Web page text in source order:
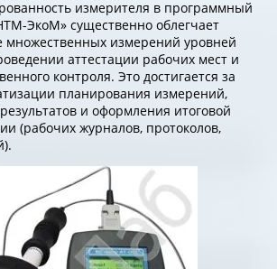
измерителя в программный
ЭкоМ» существенно облегчает
множественных измерений уровней
аттестации рабочих мест и
контроля. Это достигается за
планирования измерений,
и оформления итоговой
(рабочих журналов, протоколов,